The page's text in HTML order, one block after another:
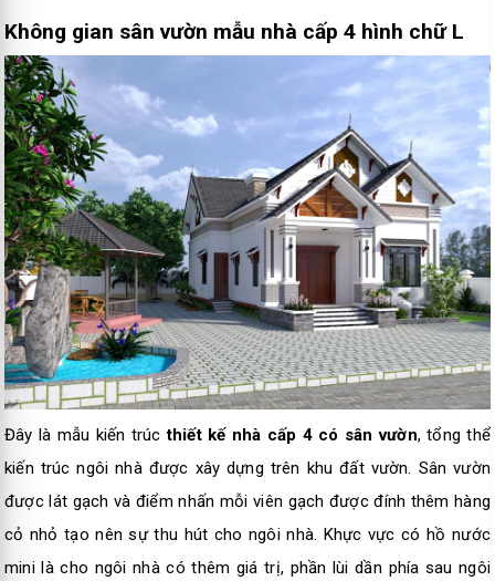
Không gian sân vườn mẫu nhà cấp 4 hình chữ L
Đây là mẫu kiến trúcthiết kế nhà cấp 4 có sân vườn, tổng thể
kiến trúc ngôi nhà được xây dựng trên khu đất vườn. Sân vườn
được lát gạch và điểm nhấn mỗi viên gạch được đính thêm hàng
cỏ nhỏ tạo nên sự thu hút cho ngôi nhà. Khực vực có hồ nước
mini là cho ngôi nhà có thêm giá trị, phần lùi dần phía sau ngôi